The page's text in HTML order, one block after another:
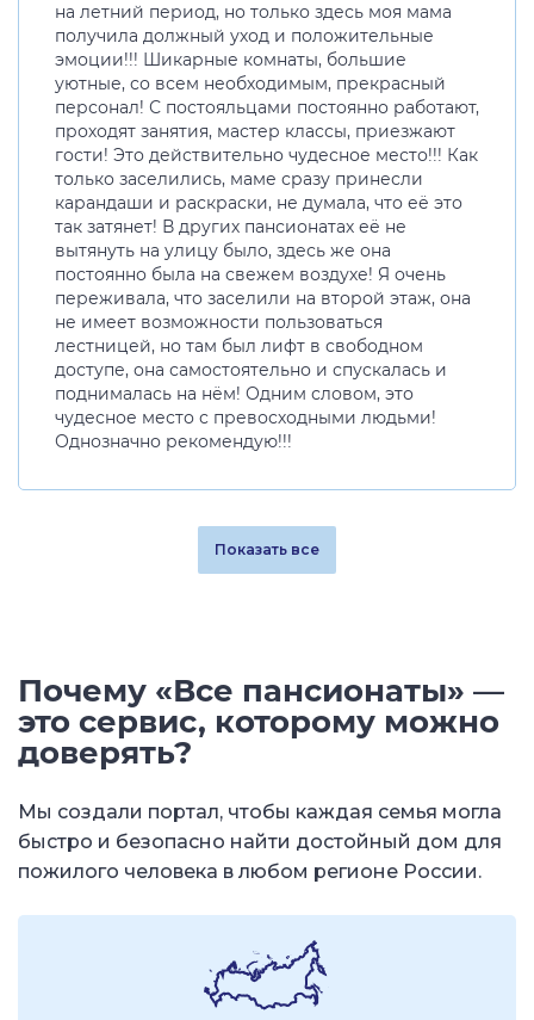
на летний период, но только здесь моя мама
получила должный уход и положительные
эмоции!!! Шикарные комнаты, большие
уютные, со всем необходимым, прекрасный
персонал! С постояльцами постоянно работают,
проходят занятия, мастер классы, приезжают
гости! Это действительно чудесное место!!! Как
только заселились, маме сразу принесли
карандаши и раскраски, не думала, что её это
так затянет! В других пансионатах её не
вытянуть на улицу было, здесь же она
постоянно была на свежем воздухе! Я очень
переживала, что заселили на второй этаж, она
не имеет возможности пользоваться
лестницей, но там был лифт в свободном
доступе, она самостоятельно и спускалась и
поднималась на нём! Одним словом, это
чудесное место с превосходными людьми!
Однозначно рекомендую!!!
Показать все
Почему «Все пансионаты» —
это сервис, которому можно
доверять?
Мы создали портал, чтобы каждая семья могла
быстро и безопасно найти достойный дом для
пожилого человека в любом регионе России.